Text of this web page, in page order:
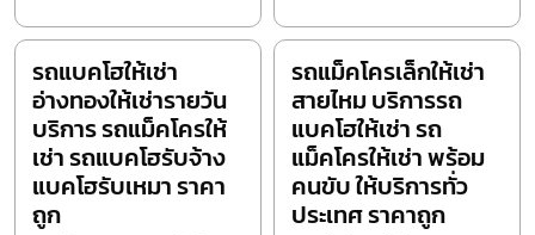
รถแบคโฮให้เช่า
อ่างทองให้เช่ารายวัน
บริการ รถแม็คโครให้
เช่า รถแบคโฮรับจ้าง
แบคโฮรับเหมา ราคา
ถูก
รถแม็คโครเล็กให้เช่า
สายไหม บริการรถ
แบคโฮให้เช่า รถ
แม็คโครให้เช่า พร้อม
คนขับ ให้บริการทั่ว
ประเทศ ราคาถูก